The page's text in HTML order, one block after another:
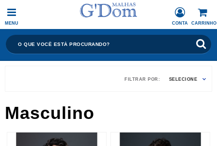
CARRINHO
CONTA
MENU
FILTRAR POR: SELECIONE
Masculino